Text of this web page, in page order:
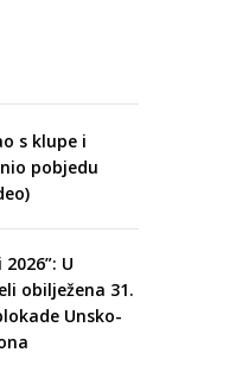
s klupe i
pobjedu
U
obilježena 31.
Unsko-